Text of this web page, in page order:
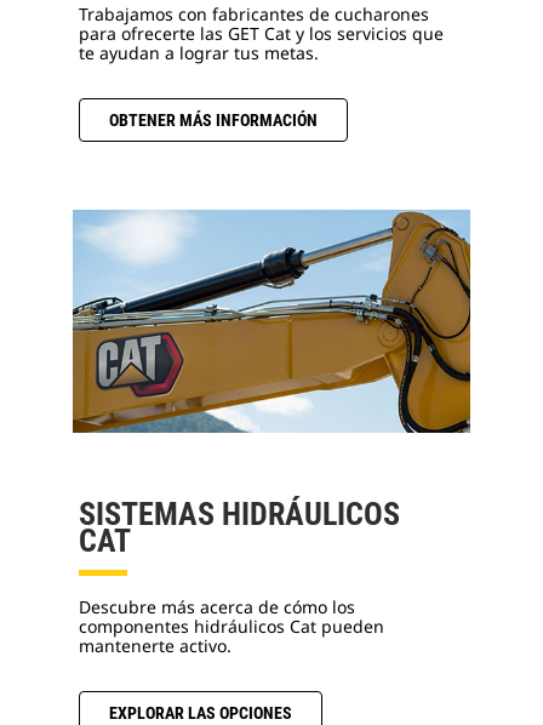
Trabajamos con fabricantes de cucharones
para ofrecerte las GET Cat y los servicios que
te ayudan a lograr tus metas.
OBTENER MÁS INFORMACIÓN
SISTEMAS HIDRÁULICOS
CAT
Descubre más acerca de cómo los
componentes hidráulicos Cat pueden
mantenerte activo.
EXPLORAR LAS OPCIONES